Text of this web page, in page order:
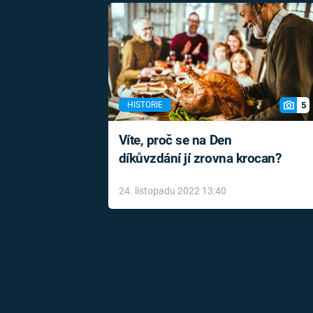
HISTORIE 5
Víte, proč se na Den
díkůvzdání jí zrovna krocan?
24. listopadu 2022 13:40